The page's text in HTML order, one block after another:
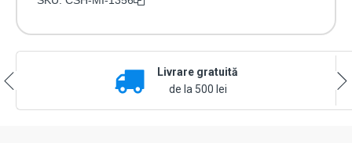
Livrare gratuită
de la 500 lei